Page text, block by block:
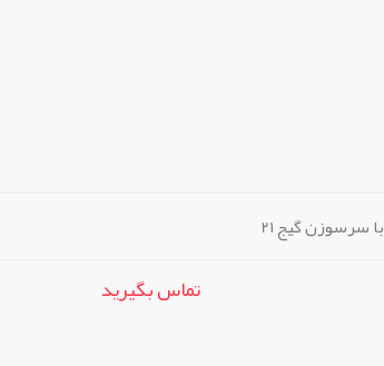
سرسوزن گیج 21
تماس بگیرید